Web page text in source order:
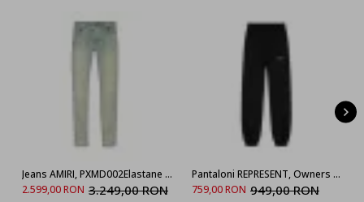
Jeans AMIRI, PXMD002Elastane 406, Light Blue
2.599,00 RON 3.249,00 RON
Pantaloni REPRESENT, Owners Club Sweatpant
759,00 RON 949,00 RON